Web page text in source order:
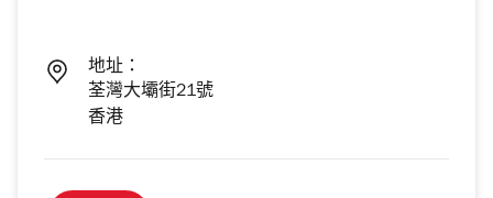
地址：
荃灣大壩街21號
香港